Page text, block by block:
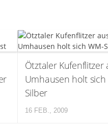
Ötztaler Kufenflitzer
Umhausen holt sich
Silber
16 FEB., 2009